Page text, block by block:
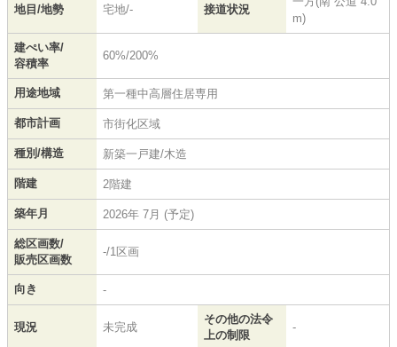
地目/地勢 宅地/- 接道状況
m)
建ぺい率/
容積率
60%/200%
用途地域 第一種中高層住居専用
都市計画 市街化区域
種別/構造 新築一戸建/木造
階建 2階建
築年月 2026年 7月 (予定)
総区画数/
販売区画数
-/1区画
向き -
現況 未完成
その他の法令
上の制限
-